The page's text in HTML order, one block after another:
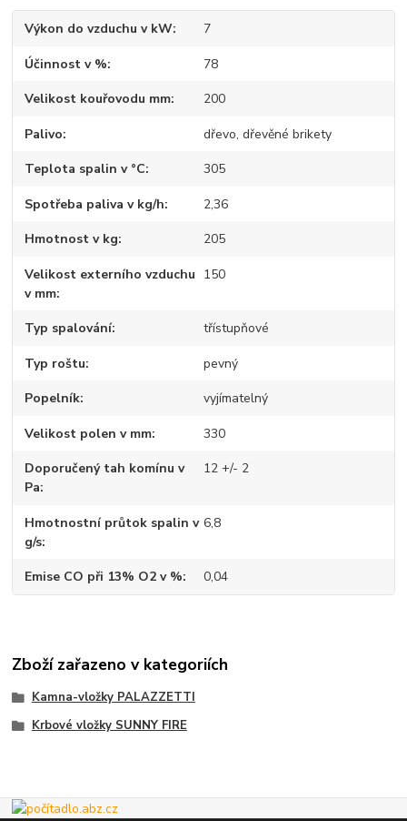
Výkon do vzduchu v kW 7
Účinnost v % 78
Velikost kouřovodu mm 200
Palivo dřevo, dřevěné brikety
Teplota spalin v °C 305
Spotřeba paliva v kg/h 2,36
Hmotnost v kg 205
Velikost externího vzduchu
v mm
150
Typ spalování třístupňové
Typ roštu pevný
Popelník vyjímatelný
Velikost polen v mm 330
Doporučený tah komínu v
Pa
12 +/- 2
Hmotnostní průtok spalin v
g/s
6,8
Emise CO při 13% O2 v % 0,04
Zboží zařazeno v kategoriích
Kamna-vložky PALAZZETTI
Krbové vložky SUNNY FIRE